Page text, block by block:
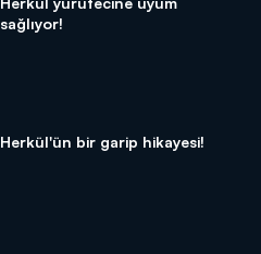
sağlıyor!
Herkül'ün bir garip hikayesi!